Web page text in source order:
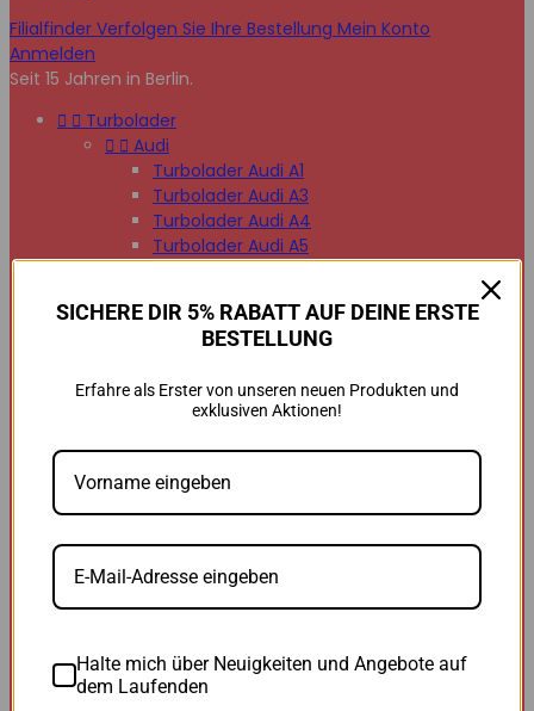
Filialfinder Verfolgen Sie Ihre Bestellung Mein Konto
Anmelden
Seit 15 Jahren in Berlin.
  Turbolader
  Audi
Turbolader Audi A1
Turbolader Audi A3
Turbolader Audi A4
Turbolader Audi A5
Turbolader Audi A8
Turbolader Audi Q2
Turbolader Audi Q5
Turbolader Audi Q7
Turbolader Audi TT
BMW
BMW B47
BMW M47
BMW M57
BMW N47
BMW 118d
BMW 120d
SICHERE DIR 5% RABATT AUF DEINE ERSTE
BESTELLUNG
Erfahre als Erster von unseren neuen Produkten und
exklusiven Aktionen!
Halte mich über Neuigkeiten und Angebote auf
dem Laufenden